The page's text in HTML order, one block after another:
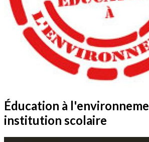
Éducation à
institution scolaire